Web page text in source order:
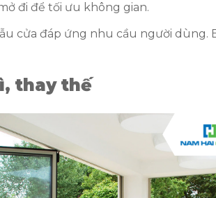
đi để tối ưu không gian.
cửa đáp ứng nhu cầu người dùng.
thay thế